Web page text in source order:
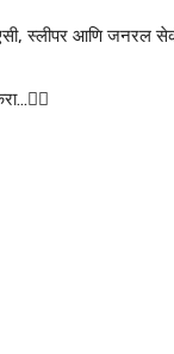
एसी, स्लीपर आणि